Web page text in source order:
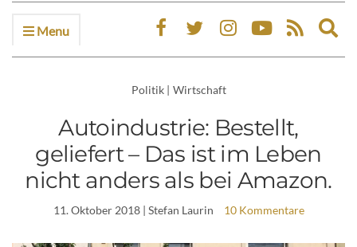
Menu
Politik | Wirtschaft
Autoindustrie: Bestellt,
geliefert – Das ist im Leben
nicht anders als bei Amazon.
11. Oktober 2018| Stefan Laurin 10 Kommentare